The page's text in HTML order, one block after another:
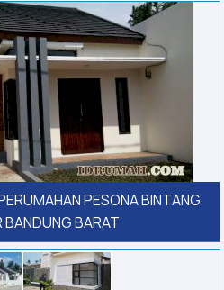
PESONA BINTANG
BANDUNG BARAT